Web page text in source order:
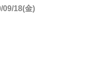
09/18(金)